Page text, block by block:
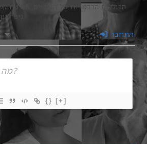
הכוללים הרדמויות של הרגליים, חולשה
התחבר
{} [+]